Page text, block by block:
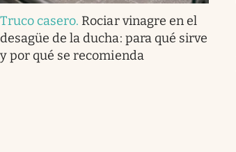
Truco casero. Rociar vinagre en el
desagüe de la ducha: para qué sirve
y por qué se recomienda